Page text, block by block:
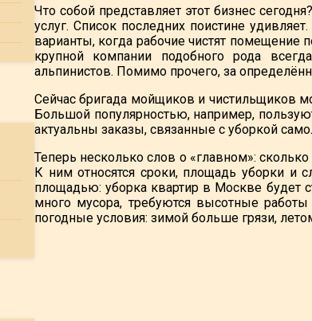
Что собой представляет этот бизнес
услуг. Список последних поистине
варианты, когда рабочие чистят помещение
крупной компании подобного рода
альпинистов. Помимо прочего, за
Сейчас бригада мойщиков и чистильщиков
Большой популярностью, например,
актуальны заказы, связанные с уборкой
Теперь несколько слов о «главном»:
К ним относятся сроки, площадь уборки и
площадью: уборка квартир в Москве будет
много мусора, требуются высотные
погодные условия: зимой больше грязи,